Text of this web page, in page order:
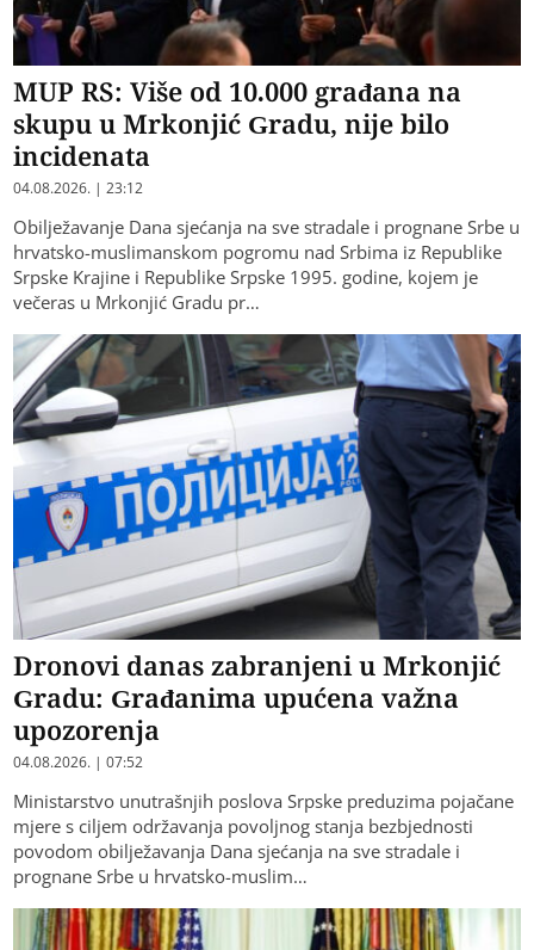
MUP RS: Više od 10.000 građana na
skupu u Mrkonjić Gradu, nije bilo
incidenata
04.08.2026. | 23:12
Obilježavanje Dana sjećanja na sve stradale i prognane Srbe u
hrvatsko-muslimanskom pogromu nad Srbima iz Republike
Srpske Krajine i Republike Srpske 1995. godine, kojem je
večeras u Mrkonjić Gradu pr…
Dronovi danas zabranjeni u Mrkonjić
Gradu: Građanima upućena važna
upozorenja
04.08.2026. | 07:52
Ministarstvo unutrašnjih poslova Srpske preduzima pojačane
mjere s ciljem održavanja povoljnog stanja bezbjednosti
povodom obilježavanja Dana sjećanja na sve stradale i
prognane Srbe u hrvatsko-muslim…